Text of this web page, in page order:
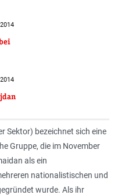
Sektor) bezeichnet sich eine
Gruppe, die im November
als ein
nationalistischen und
wurde. Als ihr